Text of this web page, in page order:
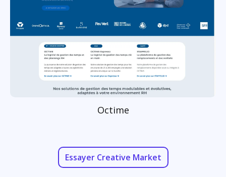
Octime
Essayer Creative Market